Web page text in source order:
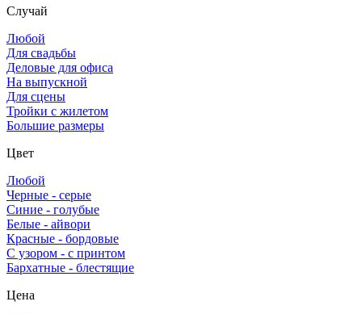
Случай
Любой
Для свадьбы
Деловые для офиса
На выпускной
Для сцены
Тройки с жилетом
Большие размеры
Цвет
Любой
Черные - серые
Синие - голубые
Белые - айвори
Красные - бордовые
С узором - с принтом
Бархатные - блестящие
Цена